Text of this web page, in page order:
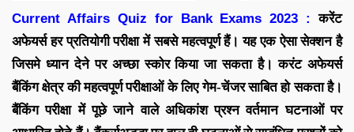
Current Affairs Quiz for Bank Exams 2023 :करेंट
अफेयर्सहर प्रतियोगी परीक्षा में सबसे महत्वपूर्ण हैं। यह एक ऐसा सेक्शन है
जिसमे ध्यान देने पर अच्छा स्कोर किया जा सकता है। करंट अफेयर्स
बैंकिंग क्षेत्र की महत्वपूर्ण परीक्षाओं के लिए गेम-चेंजर साबित हो सकता है।
बैंकिंग परीक्षा में पूछे जाने वाले अधिकांश प्रश्न वर्तमान घटनाओं पर